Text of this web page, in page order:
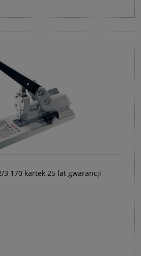
3 170 kartek 25 lat gwarancji